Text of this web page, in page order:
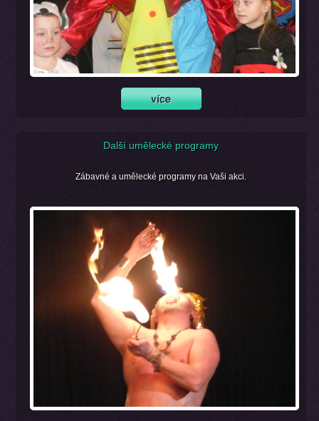
Další umělecké programy
Zábavné a umělecké programy na Vaši akci.